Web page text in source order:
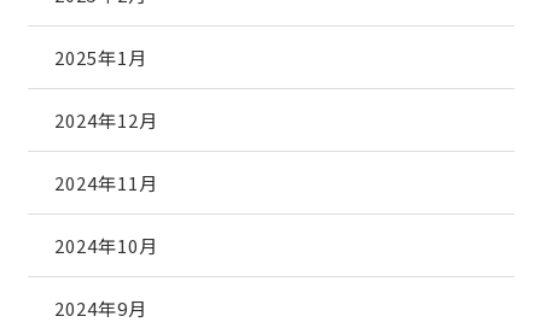
2025年1月
2024年12月
2024年11月
2024年10月
2024年9月